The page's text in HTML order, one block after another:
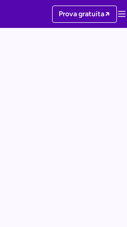
Prova gratuita